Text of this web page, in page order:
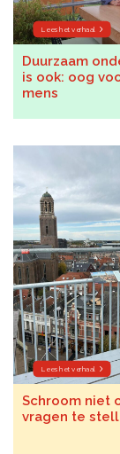
Lees het verhaal
Duurzaam
is ook: oog
mens
Lees het verhaal
Schroom niet
vragen te